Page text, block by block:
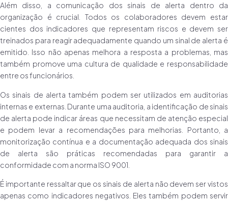
Além disso, a comunicação dos sinais de alerta dentro da
organização é crucial. Todos os colaboradores devem estar
cientes dos indicadores que representam riscos e devem ser
treinados para reagir adequadamente quando um sinal de alerta é
emitido. Isso não apenas melhora a resposta a problemas, mas
também promove uma cultura de qualidade e responsabilidade
entre os funcionários.
Os sinais de alerta também podem ser utilizados em auditorias
internas e externas. Durante uma auditoria, a identificação de sinais
de alerta pode indicar áreas que necessitam de atenção especial
e podem levar a recomendações para melhorias. Portanto, a
monitorização contínua e a documentação adequada dos sinais
de alerta são práticas recomendadas para garantir a
conformidade com a norma ISO 9001.
É importante ressaltar que os sinais de alerta não devem ser vistos
apenas como indicadores negativos. Eles também podem servir